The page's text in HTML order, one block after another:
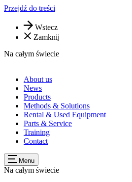
Przejdź do treści
Wstecz
Zamknij
Na całym świecie
About us
News
Products
Methods & Solutions
Rental & Used Equipment
Parts & Service
Training
Contact
Menu
Na całym świecie